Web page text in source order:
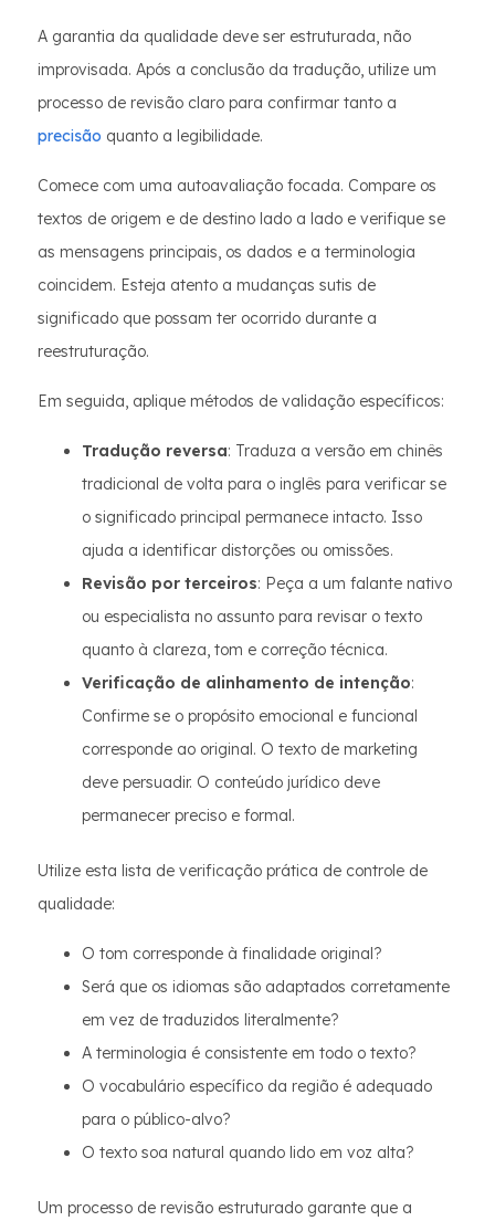
A garantia da qualidade deve ser estruturada, não
improvisada. Após a conclusão da tradução, utilize um
processo de revisão claro para confirmar tanto a
precisão quanto a legibilidade.
Comece com uma autoavaliação focada. Compare os
textos de origem e de destino lado a lado e verifique se
as mensagens principais, os dados e a terminologia
coincidem. Esteja atento a mudanças sutis de
significado que possam ter ocorrido durante a
reestruturação.
Em seguida, aplique métodos de validação específicos:
Tradução reversa: Traduza a versão em chinês
tradicional de volta para o inglês para verificar se
o significado principal permanece intacto. Isso
ajuda a identificar distorções ou omissões.
Revisão por terceiros: Peça a um falante nativo
ou especialista no assunto para revisar o texto
quanto à clareza, tom e correção técnica.
Verificação de alinhamento de intenção:
Confirme se o propósito emocional e funcional
corresponde ao original. O texto de marketing
deve persuadir. O conteúdo jurídico deve
permanecer preciso e formal.
Utilize esta lista de verificação prática de controle de
qualidade:
O tom corresponde à finalidade original?
Será que os idiomas são adaptados corretamente
em vez de traduzidos literalmente?
A terminologia é consistente em todo o texto?
O vocabulário específico da região é adequado
para o público-alvo?
O texto soa natural quando lido em voz alta?
Um processo de revisão estruturado garante que a